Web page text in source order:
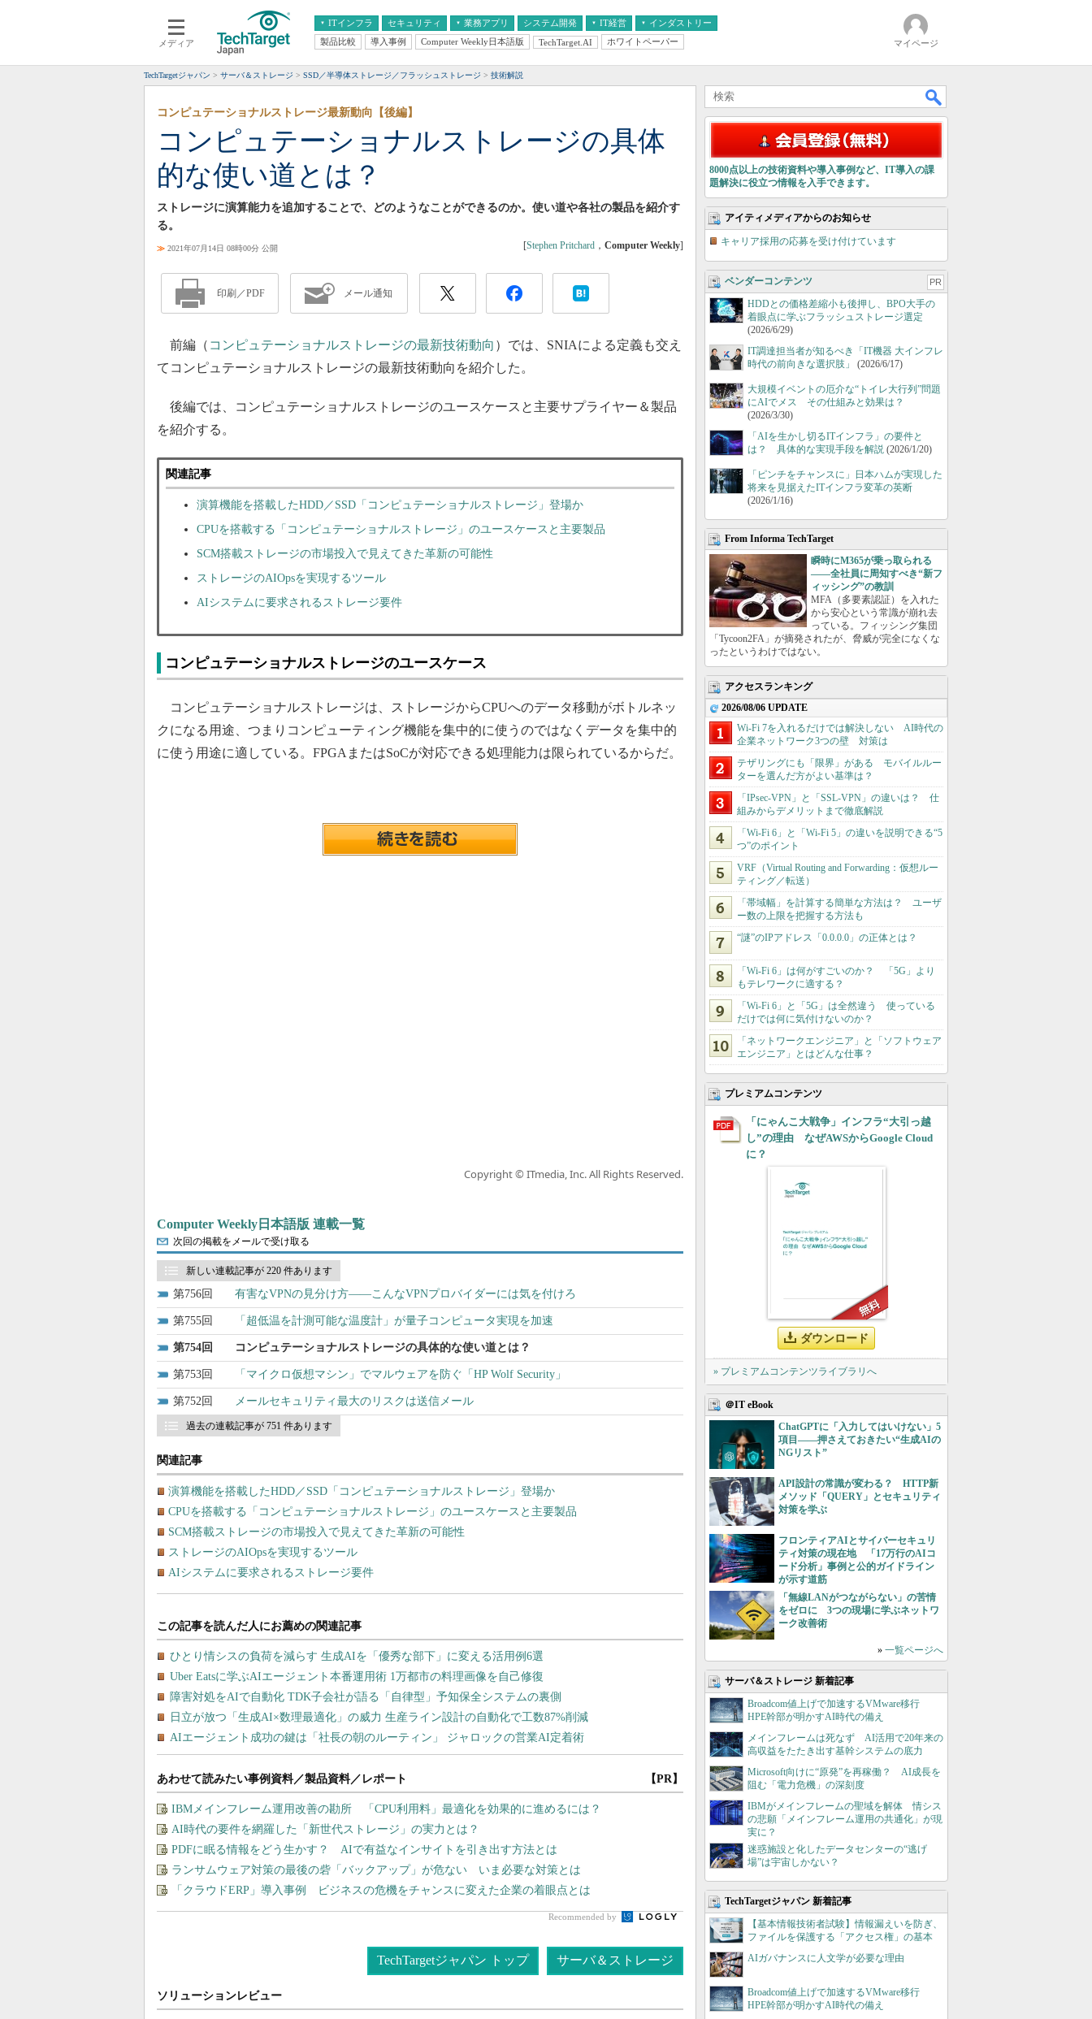
メディア
ITインフラ
クラウド
スマートモバイル
ネットワーク
システム運用管理
セキュリティ 業務アプリ
エンタープライズAI
ERP
CX
情報系システム
システム開発 IT経営
経営とIT
中堅・中小企業とIT
インダストリー
医療IT
教育IT
製品比較 導入事例 Computer Weekly日本語版 TechTarget.AI ホワイトペーパー マイページ
TechTargetジャパン サーバ＆ストレージ SSD／半導体ストレージ／フラッシュストレージ 技術解説
コンピュテーショナルストレージの具体
的な使い道とは？
コンピュテーショナルストレージ最新動向【後編】
ストレージに演算能力を追加することで、どのようなことができるのか。使い道や各社の製品を紹介す
る。
≫ 2021年07月14日 08時00分 公開 [Stephen Pritchard ， Computer Weekly]
印刷／PDF メール通知
前編（ コンピュテーショナルストレージの最新技術動向 ）では、SNIAによる定義も交え
てコンピュテーショナルストレージの最新技術動向を紹介した。
後編では、コンピュテーショナルストレージのユースケースと主要サプライヤー＆製品
を紹介する。
関連記事
演算機能を搭載したHDD／SSD「コンピュテーショナルストレージ」登場か
CPUを搭載する「コンピュテーショナルストレージ」のユースケースと主要製品
SCM搭載ストレージの市場投入で見えてきた革新の可能性
ストレージのAIOpsを実現するツール
AIシステムに要求されるストレージ要件
コンピュテーショナルストレージのユースケース
コンピュテーショナルストレージは、ストレージからCPUへのデータ移動がボトルネッ
クになる用途、つまりコンピューティング機能を集中的に使うのではなくデータを集中的
に使う用途に適している。FPGAまたはSoCが対応できる処理能力は限られているからだ。
Copyright © ITmedia, Inc. All Rights Reserved.
Computer Weekly日本語版 連載一覧
次回の掲載をメールで受け取る
新しい連載記事が 220 件あります
756 有害なVPNの見分け方――こんなVPNプロバイダーには気を付けろ
755 「超低温を計測可能な温度計」が量子コンピュータ実現を加速
754 コンピュテーショナルストレージの具体的な使い道とは？
753 「マイクロ仮想マシン」でマルウェアを防ぐ「HP Wolf Security」
752 メールセキュリティ最大のリスクは送信メール
過去の連載記事が 751 件あります
関連記事
演算機能を搭載したHDD／SSD「コンピュテーショナルストレージ」登場か
CPUを搭載する「コンピュテーショナルストレージ」のユースケースと主要製品
SCM搭載ストレージの市場投入で見えてきた革新の可能性
ストレージのAIOpsを実現するツール
AIシステムに要求されるストレージ要件
あわせて読みたい事例資料／製品資料／レポート 【PR】
IBMメインフレーム運用改善の勘所 「CPU利用料」最適化を効果的に進めるには？
AI時代の要件を網羅した「新世代ストレージ」の実力とは？
PDFに眠る情報をどう生かす？ AIで有益なインサイトを引き出す方法とは
ランサムウェア対策の最後の砦「バックアップ」が危ない いま必要な対策とは
「クラウドERP」導入事例 ビジネスの危機をチャンスに変えた企業の着眼点とは
Recommended by
TechTargetジャパン トップ サーバ＆ストレージ
8000点以上の技術資料や導入事例など、IT導入の課
題解決に役立つ情報を入手できます。
アイティメディアからのお知らせ
キャリア採用の応募を受け付けています
ベンダーコンテンツ PR
HDDとの価格差縮小も後押し、BPO大手の
着眼点に学ぶフラッシュストレージ選定
(2026/6/29)
IT調達担当者が知るべき「IT機器 大インフレ
時代の前向きな選択肢」
(2026/6/17)
大規模イベントの厄介な“トイレ大行列”問題
にAIでメス その仕組みと効果は？
(2026/3/30)
「AIを生かし切るITインフラ」の要件と
は？ 具体的な実現手段を解説 (2026/1/20)
「ピンチをチャンスに」日本ハムが実現した
将来を見据えたITインフラ変革の英断
(2026/1/16)
From Informa TechTarget
瞬時にM365が乗っ取られる
――全社員に周知すべき“新フ
ィッシング”の教訓
MFA（多要素認証）を入れた
から安心という常識が崩れ去
っている。フィッシング集団
「Tycoon2FA」が摘発されたが、脅威が完全になくな
ったというわけではない。
アクセスランキング
2026/08/06 UPDATE
Wi-Fi 7を入れるだけでは解決しない AI時代の
企業ネットワーク3つの壁 対策は
テザリングにも「限界」がある モバイルルー
ターを選んだ方がよい基準は？
「IPsec-VPN」と「SSL-VPN」の違いは？ 仕
組みからデメリットまで徹底解説
「Wi-Fi 6」と「Wi-Fi 5」の違いを説明できる“5
つ”のポイント
VRF（Virtual Routing and Forwarding：仮想ルー
ティング／転送）
「帯域幅」を計算する簡単な方法は？ ユーザ
ー数の上限を把握する方法も
“謎”のIPアドレス「0.0.0.0」の正体とは？
「Wi-Fi 6」は何がすごいのか？ 「5G」より
もテレワークに適する？
「Wi-Fi 6」と「5G」は全然違う 使っている
だけでは何に気付けないのか？
「ネットワークエンジニア」と「ソフトウェア
エンジニア」とはどんな仕事？
プレミアムコンテンツ
「にゃんこ大戦争」インフラ“大引っ越
し”の理由 なぜAWSからGoogle Cloud
に？
ダウンロード
» プレミアムコンテンツライブラリへ
＠IT eBook
ChatGPTに「入力してはいけない」5
項目――押さえておきたい“生成AIの
NGリスト”
API設計の常識が変わる？ HTTP新
メソッド「QUERY」とセキュリティ
対策を学ぶ
フロンティアAIとサイバーセキュリ
ティ対策の現在地 「17万行のAIコ
ード分析」事例と公的ガイドライン
が示す道筋
「無線LANがつながらない」の苦情
をゼロに 3つの現場に学ぶネットワ
ーク改善術
» 一覧ページへ
サーバ＆ストレージ 新着記事
Broadcom値上げで加速するVMware移行
HPE幹部が明かすAI時代の備え
メインフレームは死なず AI活用で20年来の
高収益をたたき出す基幹システムの底力
Microsoft向けに“原発”を再稼働？ AI成長を
阻む「電力危機」の深刻度
IBMがメインフレームの聖域を解体 情シス
の悲願「メインフレーム運用の共通化」が現
実に？
迷惑施設と化したデータセンターの“逃げ
場”は宇宙しかない？
TechTargetジャパン 新着記事
【基本情報技術者試験】情報漏えいを防ぎ、
ファイルを保護する「アクセス権」の基本
AIガバナンスに人文学が必要な理由
Broadcom値上げで加速するVMware移行
HPE幹部が明かすAI時代の備え